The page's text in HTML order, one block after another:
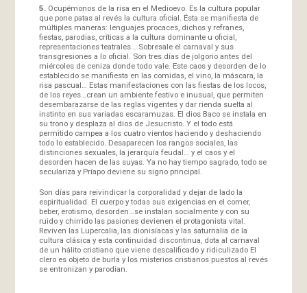
5. Ocupémonos de la risa en el Medioevo. Es la cultura popular
que pone patas al revés la cultura oficial. Ésta se manifiesta de
múltiples maneras: lenguajes procaces, dichos y refranes,
fiestas, parodias, críticas a la cultura dominante u oficial,
representaciones teatrales… Sobresale el carnaval y sus
transgresiones a lo oficial. Son tres días de jolgorio antes del
miércoles de ceniza donde todo vale. Este caos y desorden de lo
establecido se manifiesta en las comidas, el vino, la máscara, la
risa pascual… Estas manifestaciones con las fiestas de los locos,
de los reyes…crean un ambiente festivo e inusual, que permiten
desembarazarse de las reglas vigentes y dar rienda suelta al
instinto en sus variadas escaramuzas. El dios Baco se instala en
su trono y desplaza al dios de Jesucristo. Y el todo está
permitido campea a los cuatro vientos haciendo y deshaciendo
todo lo establecido. Desaparecen los rangos sociales, las
distinciones sexuales, la jerarquía feudal… y el caos y el
desorden hacen de las suyas. Ya no hay tiempo sagrado, todo se
seculariza y Príapo deviene su signo principal.
Son días para reivindicar la corporalidad y dejar de lado la
espiritualidad. El cuerpo y todas sus exigencias en el comer,
beber, erotismo, desorden…se instalan socialmente y con su
ruido y chirrido las pasiones devienen el protagonista vital.
Reviven las Lupercalia, las dionisíacas y las saturnalia de la
cultura clásica y esta continuidad discontinua, dota al carnaval
de un hálito cristiano que viene descalificado y ridiculizado El
clero es objeto de burla y los misterios cristianos puestos al revés
se entronizan y parodian.